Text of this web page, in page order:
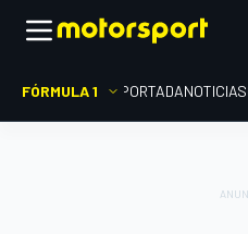
FÓRMULA 1 PORTADANOTICIAS